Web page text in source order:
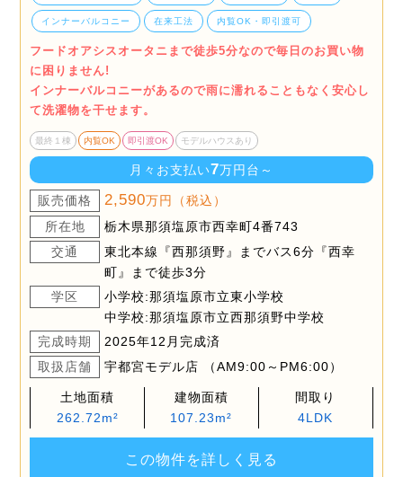
インナーバルコニー 在来工法 内覧OK・即引渡可
フードオアシスオータニまで徒歩5分なので毎日のお買い物
に困りません!
インナーバルコニーがあるので雨に濡れることもなく安心し
て洗濯物を干せます。
最終１棟 内覧OK 即引渡OK モデルハウスあり
月々お支払い7万円台～
販売価格 2,590万円（税込）
所在地
栃木県那須塩原市西幸町4番743
交通
東北本線『西那須野』までバス6分『西幸
町』まで徒歩3分
学区
小学校:那須塩原市立東小学校
中学校:那須塩原市立西那須野中学校
完成時期
2025年12月完成済
取扱店舗
宇都宮モデル店 （AM9:00～PM6:00）
土地面積
262.72m²
建物面積
107.23m²
間取り
4LDK
この物件を詳しく見る